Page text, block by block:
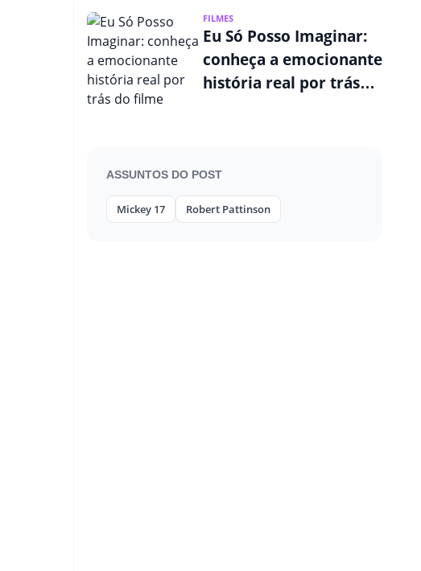
FILMES
Eu Só Posso Imaginar:
conheça a emocionante
história real por trás
ASSUNTOS DO POST
Mickey 17 Robert Pattinson